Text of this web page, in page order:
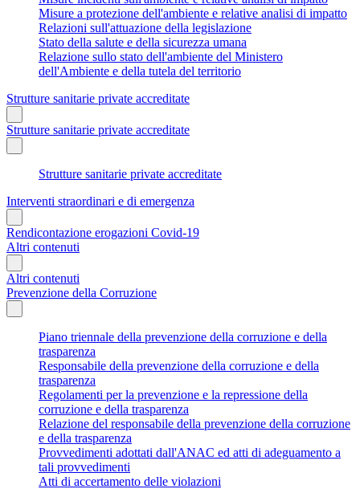
Misure a protezione dell'ambiente e relative analisi di impatto
Relazioni sull'attuazione della legislazione
Stato della salute e della sicurezza umana
Relazione sullo stato dell'ambiente del Ministero
dell'Ambiente e della tutela del territorio
Strutture sanitarie private accreditate
Strutture sanitarie private accreditate
Strutture sanitarie private accreditate
Interventi straordinari e di emergenza
Rendicontazione erogazioni Covid-19
Altri contenuti
Altri contenuti
Prevenzione della Corruzione
Piano triennale della prevenzione della corruzione e della
trasparenza
Responsabile della prevenzione della corruzione e della
trasparenza
Regolamenti per la prevenzione e la repressione della
corruzione e della trasparenza
Relazione del responsabile della prevenzione della corruzione
e della trasparenza
Provvedimenti adottati dall'ANAC ed atti di adeguamento a
tali provvedimenti
Atti di accertamento delle violazioni